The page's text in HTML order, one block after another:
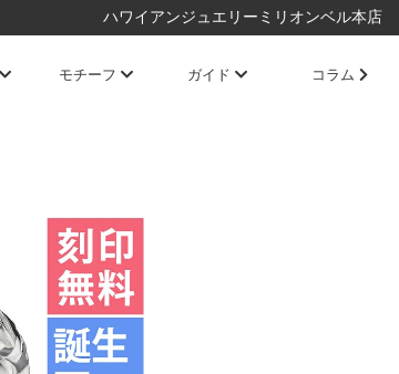
ハワイアンジュエリーミリオンベル本店
モチーフ ガイド コラム